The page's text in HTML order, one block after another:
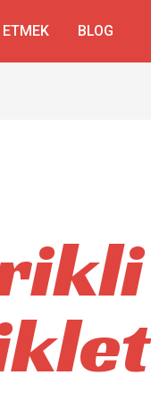
BLOG